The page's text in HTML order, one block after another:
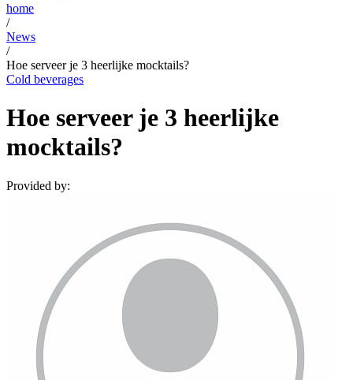
home
/
News
/
Hoe serveer je 3 heerlijke mocktails?
Cold beverages
Hoe serveer je 3 heerlijke
mocktails?
Provided by: